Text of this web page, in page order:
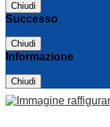
Chiudi
Successo
Chiudi
Informazione
Chiudi